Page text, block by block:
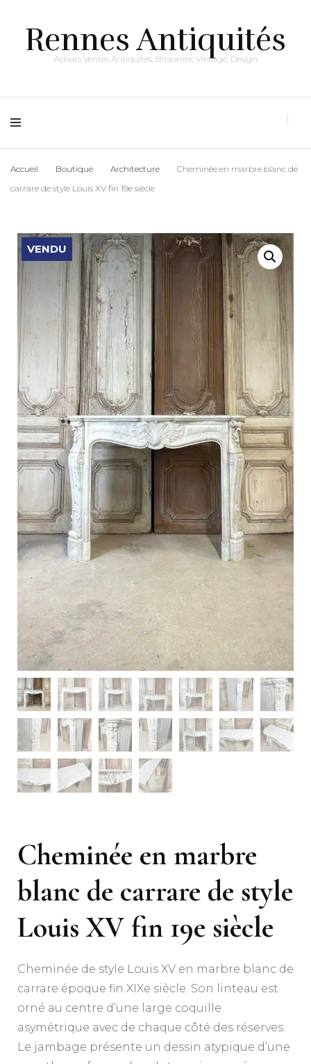
Rennes Antiquités
Achats Ventes Antiquités, Brocante, Vintage, Design
Accueil Boutique Architecture
Cheminée en marbre blanc de
carrare de style Louis XV fin 19e siècle
VENDU
Cheminée en marbre
blanc de carrare de style
Louis XV fin 19e siècle
Cheminée de style Louis XV en marbre blanc de
carrare époque fin XIXe siècle. Son linteau est
orné au centre d’une large coquille
asymétrique avec de chaque côté des réserves.
Le jambage présente un dessin atypique d’une